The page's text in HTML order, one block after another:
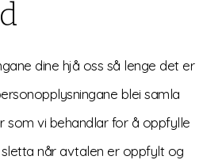
dine hjå oss så lenge det er
blei samla
som vi behandlar for å oppfylle
når avtalen er oppfylt og